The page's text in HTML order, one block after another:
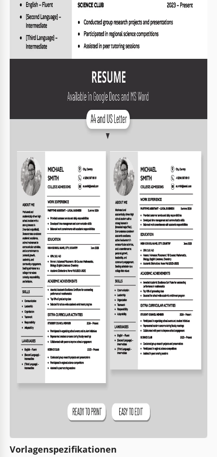
Vorlagenspezifikationen